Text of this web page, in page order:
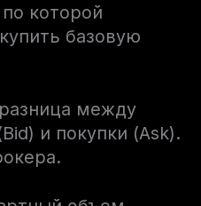
которой
базовую
между
и покупки (Ask).